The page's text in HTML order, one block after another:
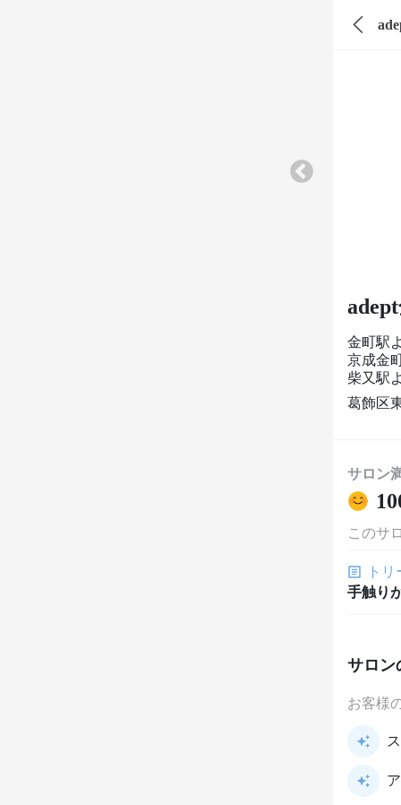
金町駅
京成金
柴又駅
葛飾区
サロン
このサ
ト
手触り
サロン
お客様